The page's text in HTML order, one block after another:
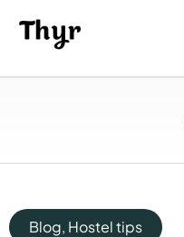
Blog, Hostel tips